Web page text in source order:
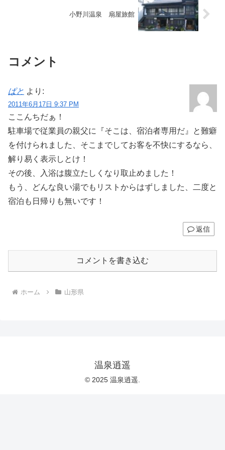
小野川温泉 扇屋旅館
コメント
ぱと より:
2011年6月17日 9:37 PM
ここんちだぁ！
駐車場で従業員の親父に『そこは、宿泊者専用だ』と難癖
を付けられました、そこまでしてお客を不快にするなら、
解り易く表示しとけ！
その後、入浴は腹立たしくなり取止めました！
もう、どんな良い湯でもリストからはずしました、二度と
宿泊も日帰りも無いです！
返信
コメントを書き込む
ホーム 山形県
温泉逍遥
© 2025 温泉逍遥.